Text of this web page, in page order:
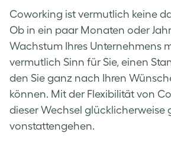
Coworking ist vermutlich keine
Ob in ein paar Monaten oder
Wachstum Ihres Unternehmens
vermutlich Sinn für Sie, einen
den Sie ganz nach Ihren
können. Mit der Flexibilität von
dieser Wechsel glücklicherweise
vonstattengehen.